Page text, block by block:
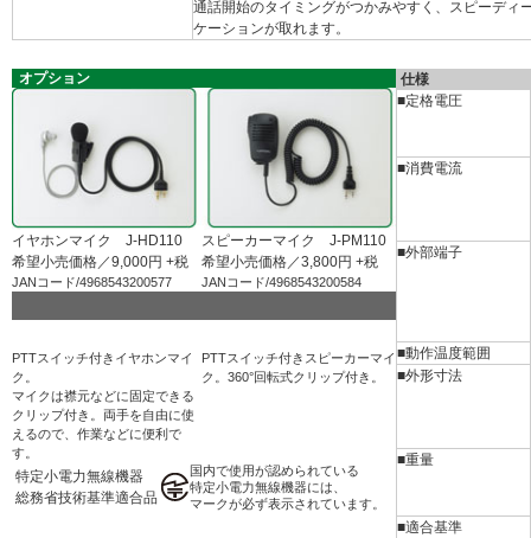
通話開始のタイミングがつかみやすく、スピーディ
ケーションが取れます。
オプション
イヤホンマイク J-HD110
希望小売価格／9,000円 +税
JANコード/4968543200577
スピーカーマイク J-PM110
希望小売価格／3,800円 +税
JANコード/4968543200584
PTTスイッチ付きイヤホンマイ
ク。
マイクは襟元などに固定できる
クリップ付き。両手を自由に使
えるので、作業などに便利で
す。
PTTスイッチ付きスピーカーマイ
ク。360°回転式クリップ付き。
特定小電力無線機器
総務省技術基準適合品
国内で使用が認められている
特定小電力無線機器には、
マークが必ず表示されています。
仕様
■定格電圧
■消費電流
■外部端子
■動作温度範囲
■外形寸法
■重量
■適合基準